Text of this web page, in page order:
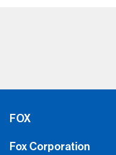
FOX
Fox Corporation